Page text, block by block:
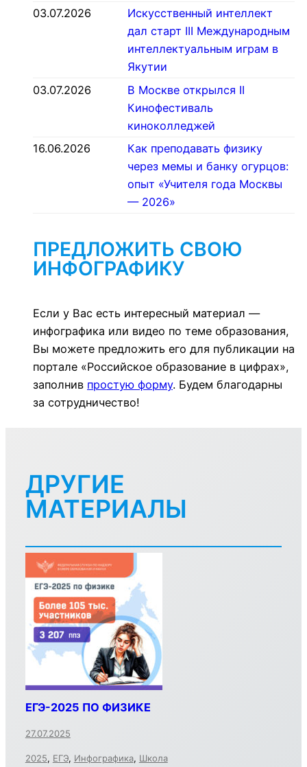
03.07.2026
Искусственный интеллект
дал старт III Международным
интеллектуальным играм в
Якутии
03.07.2026
В Москве открылся II
Кинофестиваль
киноколледжей
16.06.2026
Как преподавать физику
через мемы и банку огурцов:
опыт «Учителя года Москвы
— 2026»
ПРЕДЛОЖИТЬ СВОЮ
ИНФОГРАФИКУ
Если у Вас есть интересный материал —
инфографика или видео по теме образования,
Вы можете предложить его для публикации на
портале «Российское образование в цифрах»,
заполнив простую форму. Будем благодарны
за сотрудничество!
ДРУГИЕ
МАТЕРИАЛЫ
ЕГЭ-2025 ПО ФИЗИКЕ
27.07.2025
2025, ЕГЭ, Инфографика, Школа